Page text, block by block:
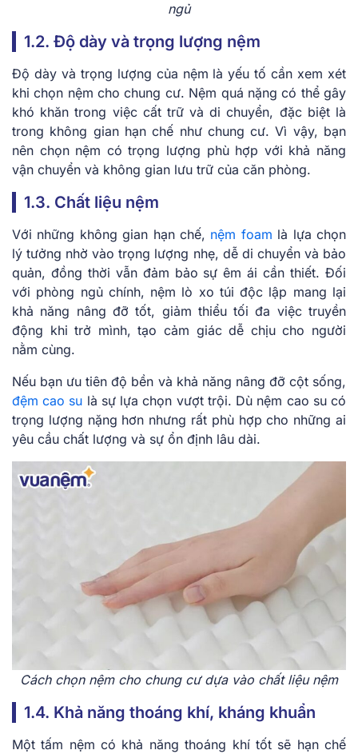
ngủ
1.2. Độ dày và trọng lượng nệm
Độ dày và trọng lượng của nệm là yếu tố cần xem xét
khi chọn nệm cho chung cư. Nệm quá nặng có thể gây
khó khăn trong việc cất trữ và di chuyển, đặc biệt là
trong không gian hạn chế như chung cư. Vì vậy, bạn
nên chọn nệm có trọng lượng phù hợp với khả năng
vận chuyển và không gian lưu trữ của căn phòng.
1.3. Chất liệu nệm
Với những không gian hạn chế, nệm foam là lựa chọn
lý tưởng nhờ vào trọng lượng nhẹ, dễ di chuyển và bảo
quản, đồng thời vẫn đảm bảo sự êm ái cần thiết. Đối
với phòng ngủ chính, nệm lò xo túi độc lập mang lại
khả năng nâng đỡ tốt, giảm thiểu tối đa việc truyền
động khi trở mình, tạo cảm giác dễ chịu cho người
nằm cùng.
Nếu bạn ưu tiên độ bền và khả năng nâng đỡ cột sống,
đệm cao su là sự lựa chọn vượt trội. Dù nệm cao su có
trọng lượng nặng hơn nhưng rất phù hợp cho những ai
yêu cầu chất lượng và sự ổn định lâu dài.
Cách chọn nệm cho chung cư dựa vào chất liệu nệm
1.4. Khả năng thoáng khí, kháng khuẩn
Một tấm nệm có khả năng thoáng khí tốt sẽ hạn chế